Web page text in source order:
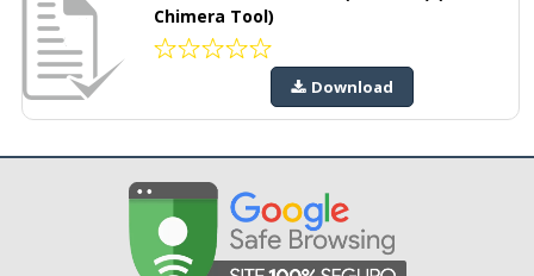
Chimera Tool)
Download